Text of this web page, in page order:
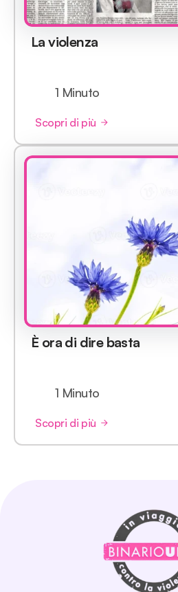
La violenza
1 Minuto
Scopri di più
È ora di dire basta
1 Minuto
Scopri di più